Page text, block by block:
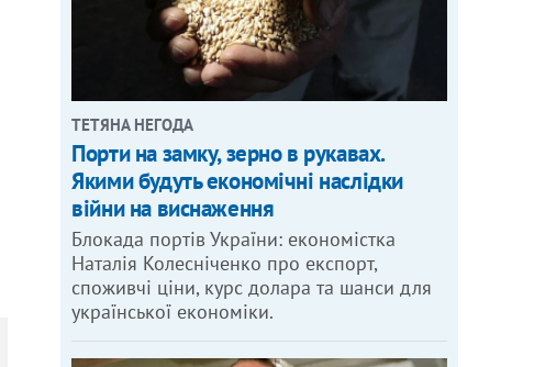
ТЕТЯНА НЕГОДА
Порти на замку, зерно в рукавах.
Якими будуть економічні наслідки
війни на виснаження
Блокада портів України: економістка
Наталія Колесніченко про експорт,
споживчі ціни, курс долара та шанси для
української економіки.